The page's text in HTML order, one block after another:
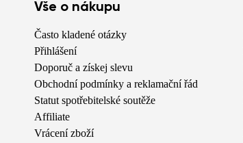
Vše o nákupu
Často kladené otázky
Přihlášení
Doporuč a získej slevu
Obchodní podmínky a reklamační řád
Statut spotřebitelské soutěže
Affiliate
Vrácení zboží